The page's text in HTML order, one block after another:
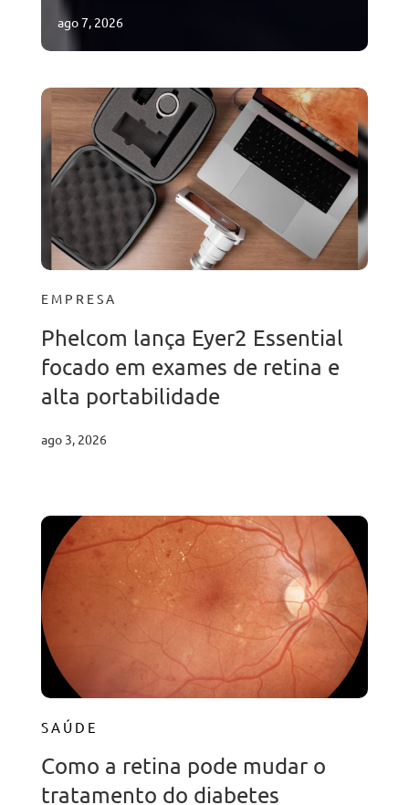
ago 7, 2026
Phelcom lança Eyer2 Essential
focado em exames de retina e
alta portabilidade
ago 3, 2026
EMPRESA
Como a retina pode mudar o
tratamento do diabetes
SAÚDE